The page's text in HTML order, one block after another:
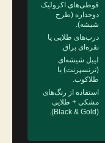
قوطی‌های اکرولیک
دوجداره (طرح
شیشه).
درب‌های طلایی یا
نقره‌ای براق.
لیبل شیشه‌ای
(ترنسپرنت) یا
طلاکوب.
استفاده از رنگ‌های
مشکی + طلایی
(Black & Gold).